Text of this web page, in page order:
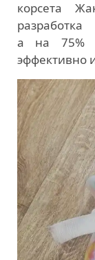
корсета
а на 75%
эффективно